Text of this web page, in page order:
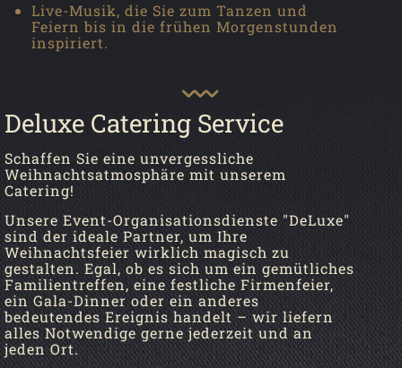
Live-Musik, die Sie zum Tanzen und
Feiern bis in die frühen Morgenstunden
inspiriert.
Deluxe Catering Service
Schaffen Sie eine unvergessliche
Weihnachtsatmosphäre mit unserem
Catering!
Unsere Event-Organisationsdienste "DeLuxe"
sind der ideale Partner, um Ihre
Weihnachtsfeier wirklich magisch zu
gestalten. Egal, ob es sich um ein gemütliches
Familientreffen, eine festliche Firmenfeier,
ein Gala-Dinner oder ein anderes
bedeutendes Ereignis handelt – wir liefern
alles Notwendige gerne jederzeit und an
jeden Ort.